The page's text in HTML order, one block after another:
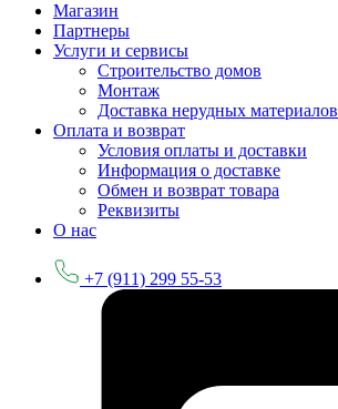
Магазин
Партнеры
Услуги и сервисы
Строительство домов
Монтаж
Доставка нерудных материалов
Оплата и возврат
Условия оплаты и доставки
Информация о доставке
Обмен и возврат товара
Реквизиты
О нас
+7 (911) 299 55-53